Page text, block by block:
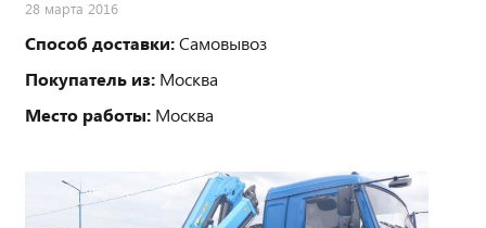
28 марта 2016
Способ доставки:Самовывоз
Покупатель из: Москва
Место работы: Москва